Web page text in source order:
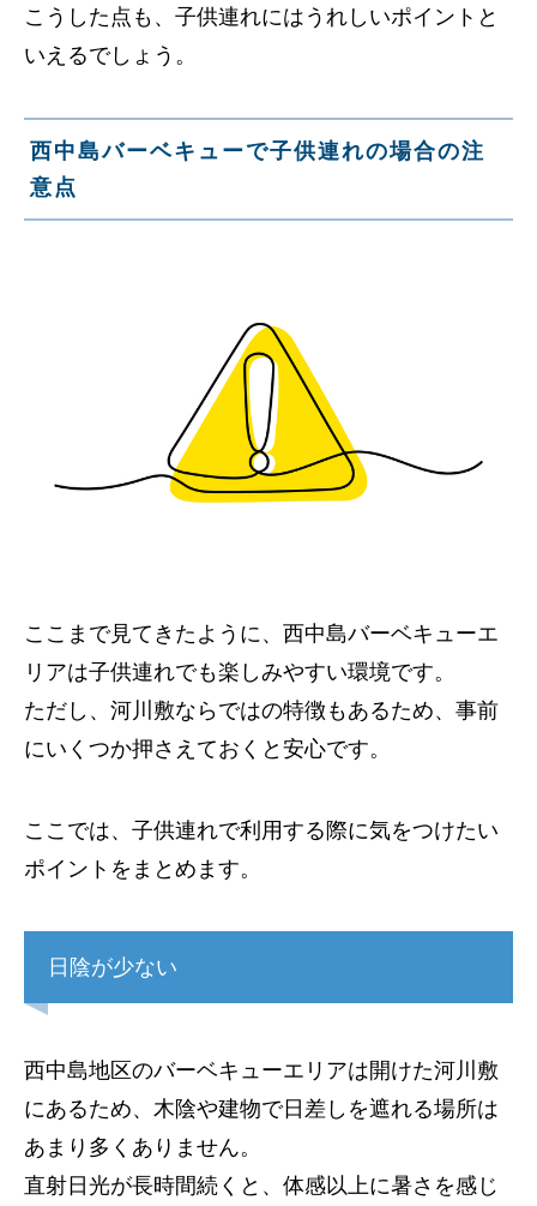
こうした点も、子供連れにはうれしいポイントと
いえるでしょう。
西中島バーベキューで子供連れの場合の注
意点
ここまで見てきたように、西中島バーベキューエ
リアは子供連れでも楽しみやすい環境です。
ただし、河川敷ならではの特徴もあるため、事前
にいくつか押さえておくと安心です。
ここでは、子供連れで利用する際に気をつけたい
ポイントをまとめます。
日陰が少ない
西中島地区のバーベキューエリアは開けた河川敷
にあるため、木陰や建物で日差しを遮れる場所は
あまり多くありません。
直射日光が長時間続くと、体感以上に暑さを感じ